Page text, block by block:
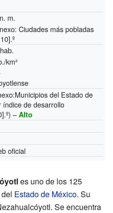
m.
Ciudades más pobladas
km²
del Estado de
índice de desarrollo
–Alto
oficial
es uno de los 125
Estado de México. Su
Se encuentra